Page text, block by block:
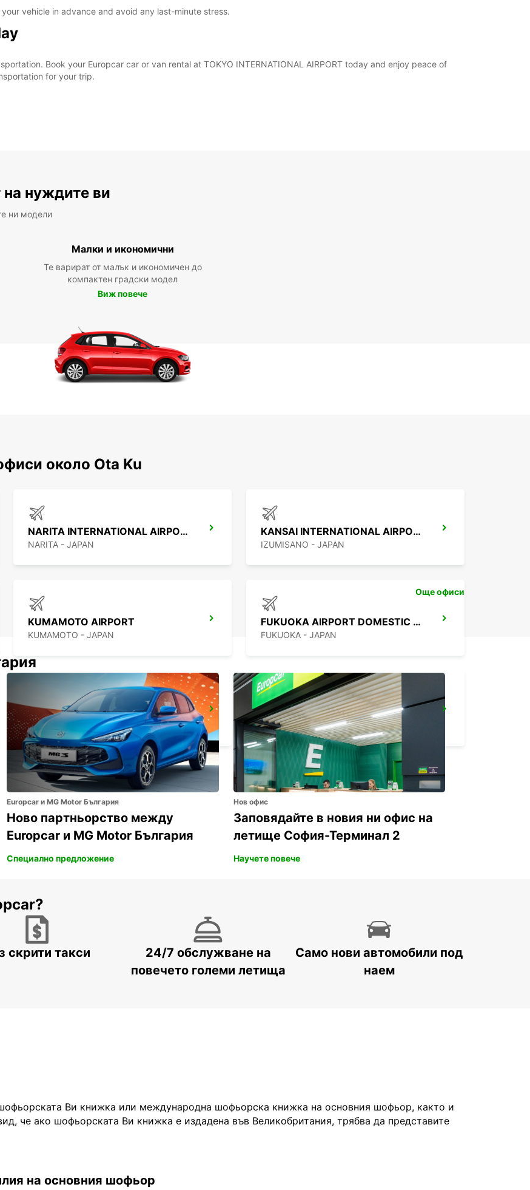
vehicle in advance and avoid any last-minute stress.
Book your Europcar car or van rental at TOKYO INTERNATIONAL AIRPORT today and enjoy peace of
for your trip.
на нуждите ви
ни модели
Малки и икономични
Те варират от малък и икономичен до
компактен градски модел
Виж повече
около Ota Ku
NARITA INTERNATIONAL AIRPORT
NARITA - JAPAN
KANSAI INTERNATIONAL AIRPORT
IZUMISANO - JAPAN
KUMAMOTO AIRPORT
KUMAMOTO - JAPAN
FUKUOKA AIRPORT DOMESTIC TERMINAL
FUKUOKA - JAPAN
KAGOSHIMA AIRPORT
KIRISHIMA - JAPAN
NAGASAKI AIRPORT
OMURA - JAPAN
Още офиси
Europcar и MG Motor България
Ново партньорство между
Europcar и MG Motor България
Специално предложение
Нов офис
Заповядайте в новия ни офис на
летище София-Терминал 2
Научете повече
скрити такси
24/7 обслужване на
повечето големи летища
Само нови автомобили под
наем
Ви книжка или международна шофьорска книжка на основния шофьор, както и
че ако шофьорската Ви книжка е издадена във Великобритания, трябва да представите
на основния шофьор